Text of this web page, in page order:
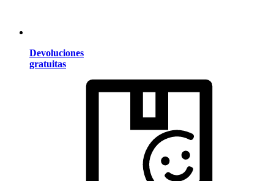
Devoluciones
gratuitas